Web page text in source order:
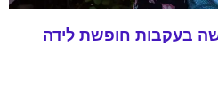
בעקבות חופשת לידה